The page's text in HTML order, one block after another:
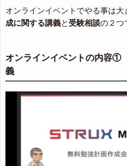
オンラインイベントでやる事は大
成に関する講義と 受験相談の２つ
オンラインイベントの内容①
義